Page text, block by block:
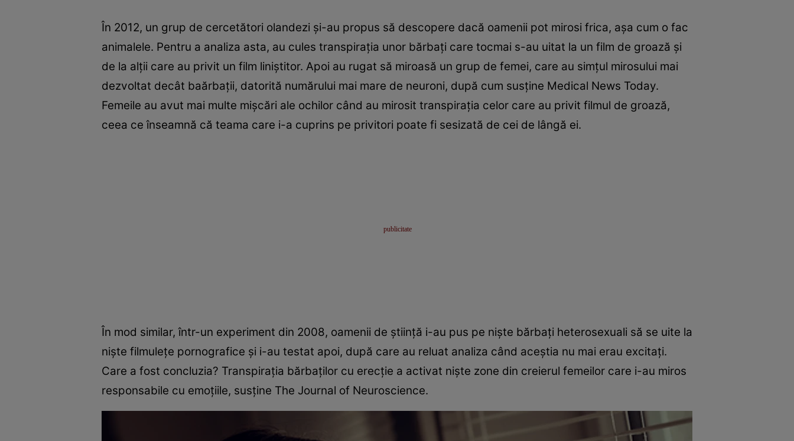
În 2012, un grup de cercetători olandezi și-au propus să descopere dacă oamenii pot mirosi frica, așa cum o fac
animalele. Pentru a analiza asta, au cules transpirația unor bărbați care tocmai s-au uitat la un film de groază și
de la alții care au privit un film liniștitor. Apoi au rugat să miroasă un grup de femei, care au simțul mirosului mai
dezvoltat decât baărbații, datorită numărului mai mare de neuroni, după cum susține Medical News Today.
Femeile au avut mai multe mișcări ale ochilor când au mirosit transpirația celor care au privit filmul de groază,
ceea ce înseamnă că teama care i-a cuprins pe privitori poate fi sesizată de cei de lângă ei.
În mod similar, într-un experiment din 2008, oamenii de știință i-au pus pe niște bărbați heterosexuali să se uite la
niște filmulețe pornografice și i-au testat apoi, după care au reluat analiza când aceștia nu mai erau excitați.
Care a fost concluzia? Transpirația bărbaților cu erecție a activat niște zone din creierul femeilor care i-au miros
responsabile cu emoțiile, susține The Journal of Neuroscience.